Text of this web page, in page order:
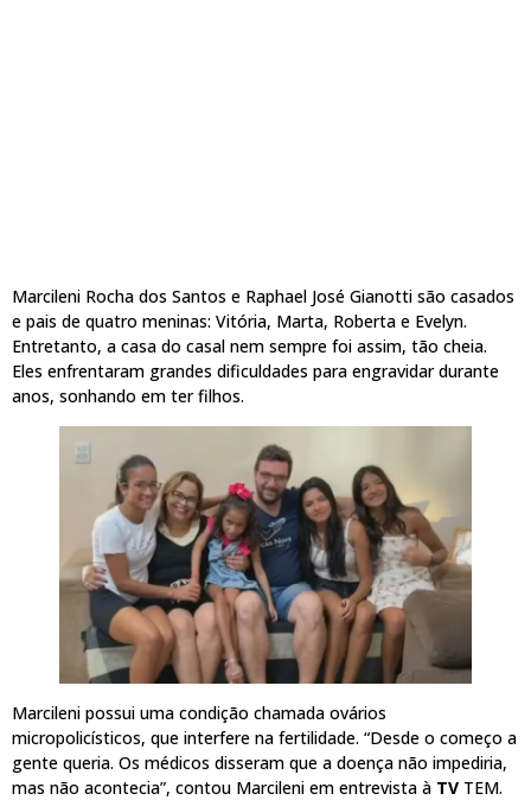
Marcileni Rocha dos Santos e Raphael José Gianotti são casados
e pais de quatro meninas: Vitória, Marta, Roberta e Evelyn.
Entretanto, a casa do casal nem sempre foi assim, tão cheia.
Eles enfrentaram grandes dificuldades para engravidar durante
anos, sonhando em ter filhos.
Marcileni possui uma condição chamada ovários
micropolicísticos, que interfere na fertilidade. “Desde o começo a
gente queria. Os médicos disseram que a doença não impediria,
mas não acontecia”, contou Marcileni em entrevista à TV TEM.